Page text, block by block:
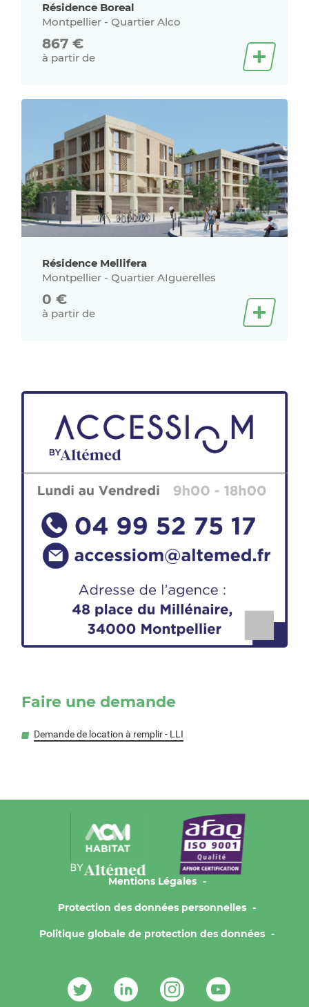
Résidence Boreal
Montpellier - Quartier Alco
867 €
à partir de
Résidence Mellifera
Montpellier - Quartier AIguerelles
0 €
à partir de
Faire une demande
Demande de location à remplir - LLI
Mentions Légales
Protection des données personnelles
Politique globale de protection des données